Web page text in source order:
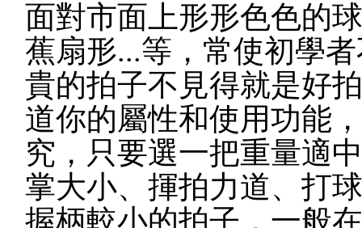
面對市面上形形色色的
蕉扇形...等，常使初學
貴的拍子不見得就是好
道你的屬性和使用功能
究，只要選一把重量適
掌大小、揮拍力道、打
握柄較小的拍子，一般